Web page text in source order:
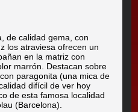
de calidad gema, con
los atraviesa ofrecen un
en la matriz con
marrón. Destacan sobre
paragonita (una mica de
difícil de ver hoy
de esta famosa localidad
(Barcelona).